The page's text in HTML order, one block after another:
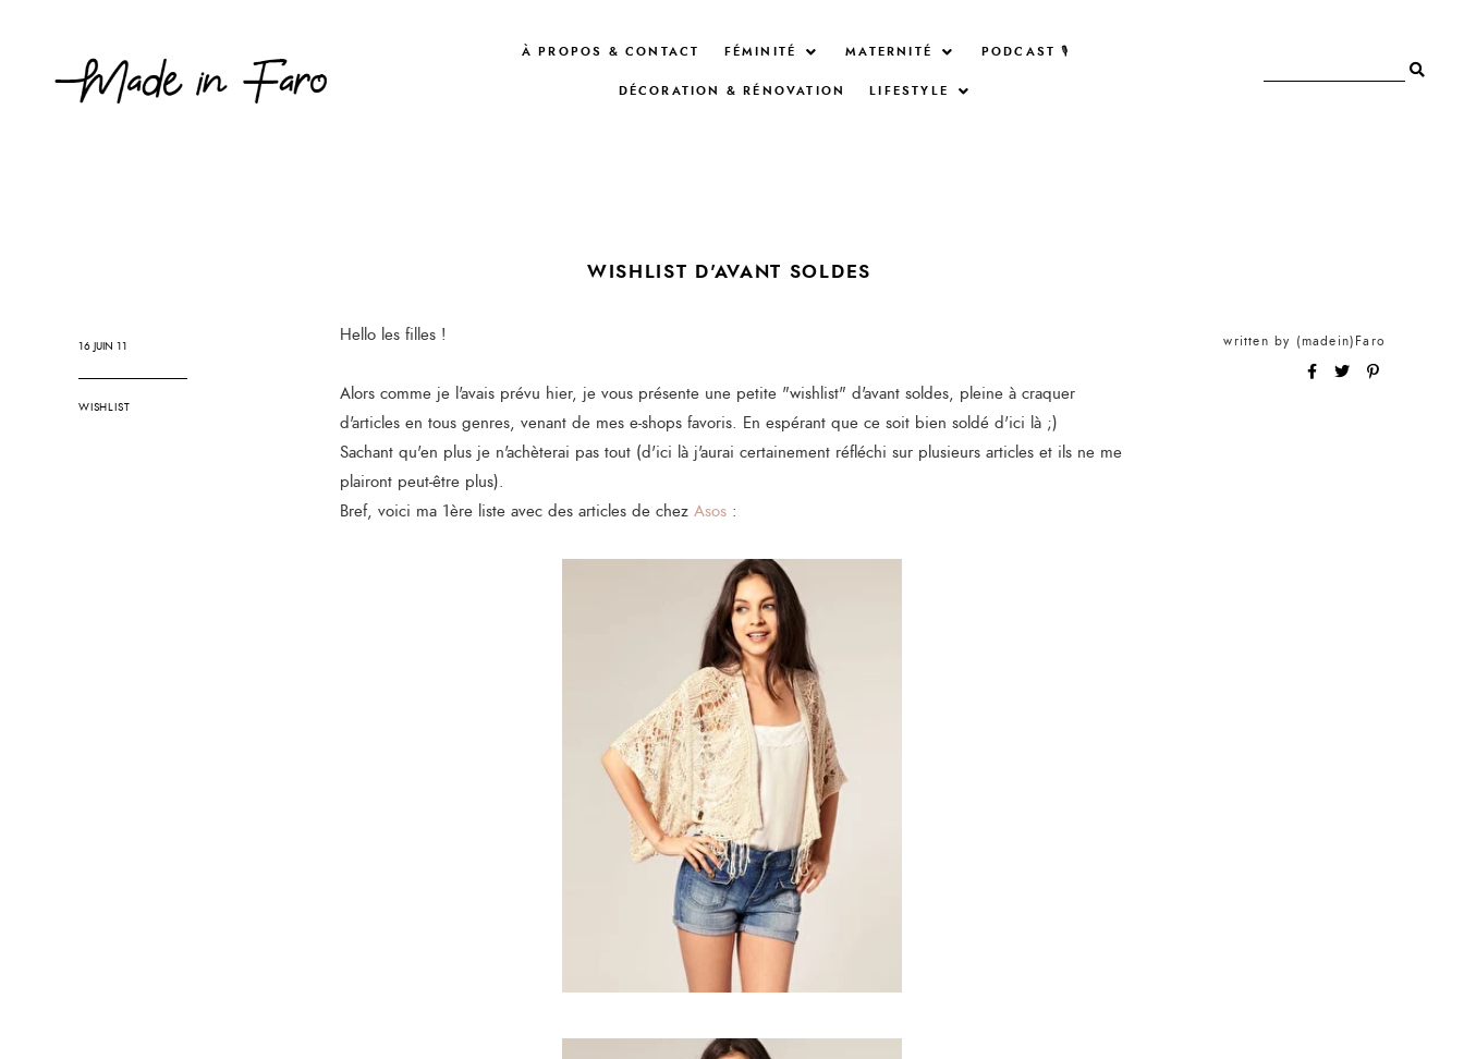
À PROPOS & CONTACT FÉMINITÉ MATERNITÉ PODCAST 🎙
DÉCORATION & RÉNOVATION LIFESTYLE
16 JUIN 11
WISHLIST
WISHLIST D'AVANT SOLDES
Hello les filles !
Alors comme je l'avais prévu hier, je vous présente une petite "wishlist" d'avant soldes, pleine à craquer
d'articles en tous genres, venant de mes e-shops favoris. En espérant que ce soit bien soldé d'ici là ;)
Sachant qu'en plus je n'achèterai pas tout (d'ici là j'aurai certainement réfléchi sur plusieurs articles et ils ne me
plairont peut-être plus).
Bref, voici ma 1ère liste avec des articles de chez Asos :
written by (madein)Faro